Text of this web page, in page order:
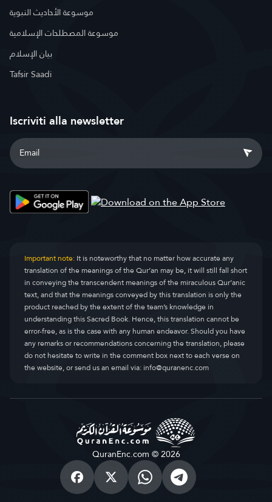
موسوعة الأحاديث النبوية
موسوعة المصطلحات الإسلامية
بيان الإسلام
Tafsir Saadi
Iscriviti alla newsletter
Important note:It is noteworthy that no matter how accurate any
translation of the meanings of the Qur’an may be, it will still fall short
in conveying the transcendent meanings of the miraculous Qur’anic
text, and that the meanings conveyed by this translation is only the
product reached by the extent of the team’s knowledge in
understanding this Sacred Book. Hence, this translation cannot be
error-free, as is the case with any human endeavor. Should you have
any remarks or recommendations concerning the translation, please
do not hesitate to write in the comment box next to each verse on
the website, or send us an email via:info@quranenc.com
QuranEnc.com © 2026